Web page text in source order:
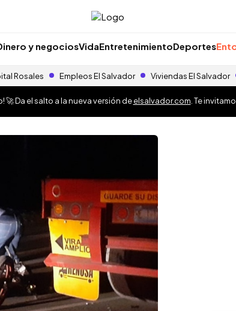
y negociosVidaEntretenimientoDeportes
Rosales Empleos El Salvador Viviendas El Salvador
🚀 Da el salto a la nueva versión deelsalvador.com . Te